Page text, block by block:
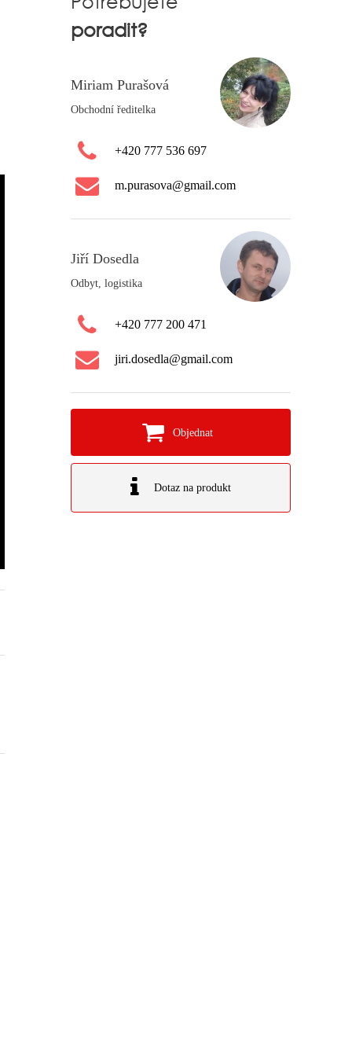
poradit?
Miriam Purašová
Obchodní ředitelka
+420 777 536 697
m.purasova@gmail.com
Jiří Dosedla
Odbyt, logistika
+420 777 200 471
jiri.dosedla@gmail.com
Objednat
Dotaz na produkt